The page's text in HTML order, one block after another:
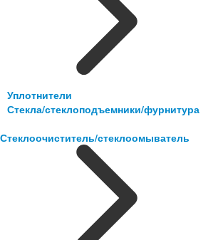
Уплотнители
Стекла/стеклоподъемники/фурнитура
Стеклоочиститель/стеклоомыватель